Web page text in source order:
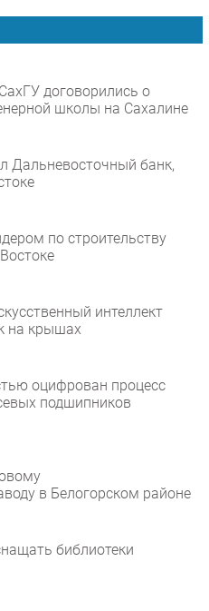
договорились о
школы на Сахалине
Дальневосточный банк,
по строительству
интеллект
на крышах
оцифрован процесс
подшипников
в Белогорском районе
библиотеки